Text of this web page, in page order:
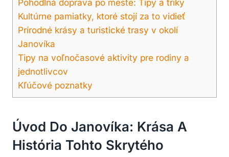
Pohodlná doprava po‌ meste: Tipy a​ triky
Kultúrne pamiatky, ktoré stojí za‌ to ⁤vidieť
Prírodné ‌krásy⁣ a ⁢turistické trasy v okolí‌
Janovíka
Tipy na voľnočasové⁣ aktivity pre rodiny a
jednotlivcov
Kľúčové ‍poznatky
Úvod Do Janovíka:‌ Krása A
⁤história Tohto Skrytého